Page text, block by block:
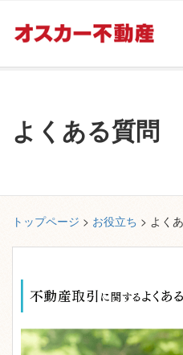
よくある質問
トップページ > お役立ち > よく